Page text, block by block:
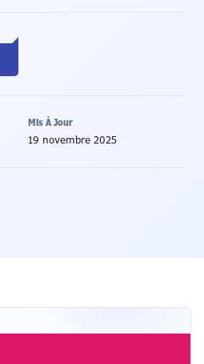
Mis À Jour
19 novembre 2025